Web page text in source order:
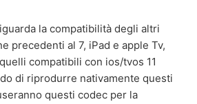
la compatibilità degli altri
precedenti al 7, iPad e apple Tv,
compatibili con ios/tvos 11
di riprodurre nativamente questi
questi codec per la